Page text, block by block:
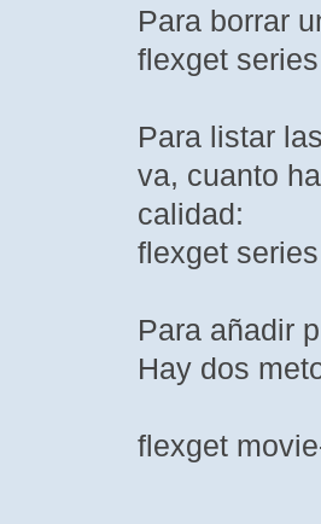
Para borrar
flexget
Para listar
va, cuanto
calidad:
flexget
Para añadir
Hay dos
flexget